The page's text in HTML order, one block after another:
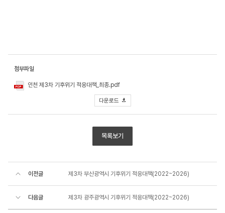
첨부파일
인천 제3차 기후위기 적응대책_최종.pdf
다운로드
목록보기
이전글 제3차 부산광역시 기후위기 적응대책(2022~2026)
다음글 제3차 광주광역시 기후위기 적응대책(2022~2026)